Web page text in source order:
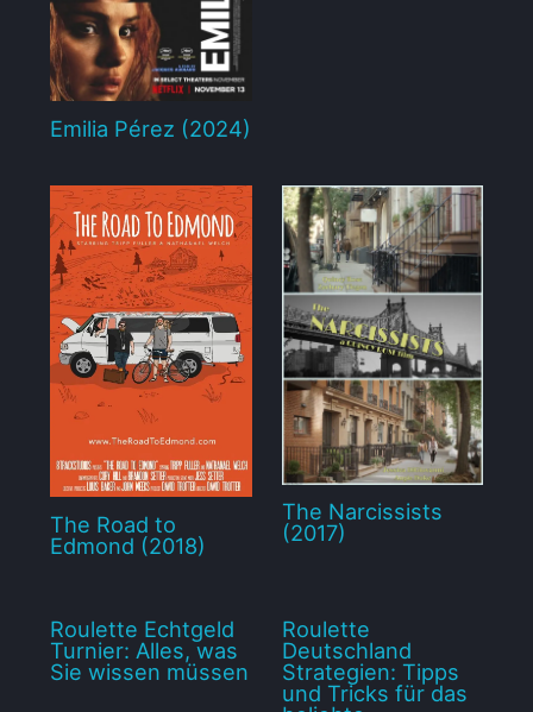
Emilia Pérez (2024)
The Road to
Edmond (2018)
The Narcissists
(2017)
Roulette Echtgeld
Turnier: Alles, was
Sie wissen müssen
Roulette
Deutschland
Strategien: Tipps
und Tricks für das